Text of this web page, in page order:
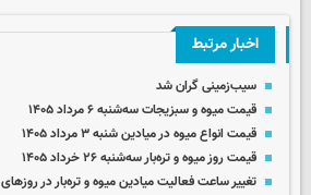
اخبار مرتبط
سیب‌زمینی گران شد
قیمت میوه و سبزیجات سه‌شنبه ۶ مرداد ۱۴۰۵
قیمت انواع میوه در میادین شنبه ۳ مرداد ۱۴۰۵
قیمت روز میوه‌ و تره‌بار سه‌شنبه ۲۶ خرداد ۱۴۰۵
تغییر ساعت فعالیت میادین میوه و تره‌بار در روزهای ۱۴ و ۱۵ خرداد